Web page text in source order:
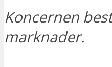
Koncernen
marknader.